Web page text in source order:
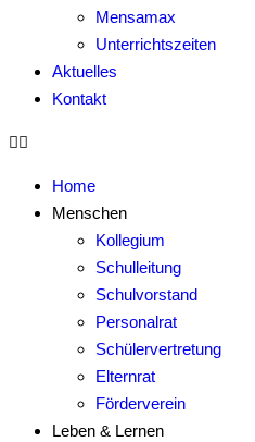
Mensamax
Unterrichtszeiten
Aktuelles
Kontakt
Home
Menschen
Kollegium
Schulleitung
Schulvorstand
Personalrat
Schülervertretung
Elternrat
Förderverein
Leben & Lernen